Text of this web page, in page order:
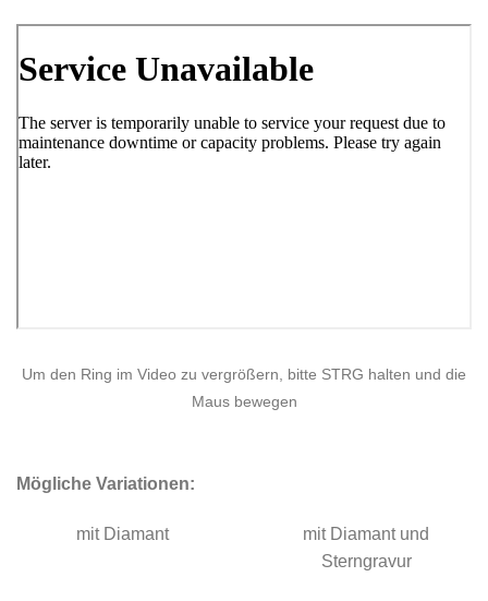
Um den Ring im Video zu vergrößern, bitte STRG halten und die
Maus bewegen
Mögliche Variationen:
mit Diamant
mit Diamant und
Sterngravur